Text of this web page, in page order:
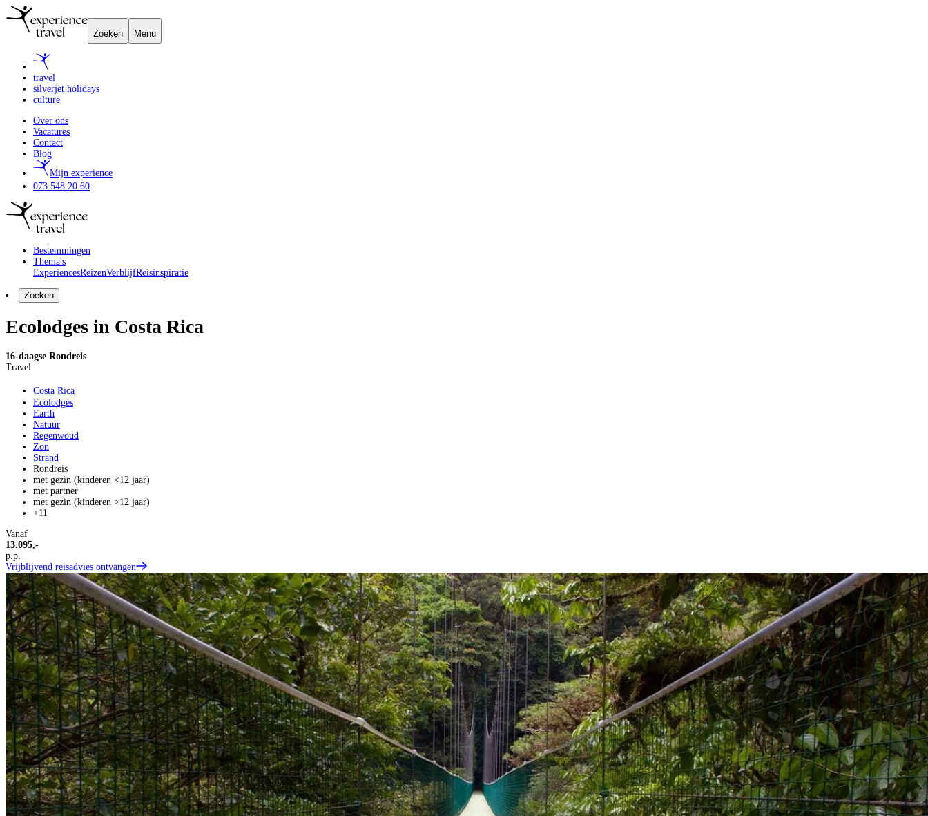
Zoeken Menu
travel
silverjet holidays
culture
Over ons
Vacatures
Contact
Blog
Mijn experience
073 548 20 60
Bestemmingen
Thema's
ExperiencesReizenVerblijfReisinspiratie
Zoeken
Ecolodges in Costa Rica
16-daagse Rondreis
Travel
Costa Rica
Ecolodges
Earth
Natuur
Regenwoud
Zon
Strand
Rondreis
met gezin (kinderen <12 jaar)
met partner
met gezin (kinderen >12 jaar)
+11
Vanaf
13.095,-
p.p.
Vrijblijvend reisadvies ontvangen